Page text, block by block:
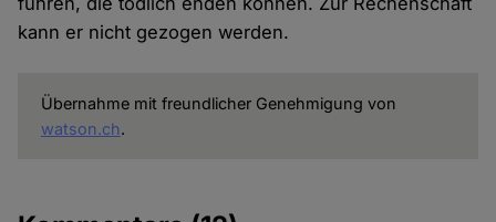
kann er nicht gezogen werden.
Übernahme mit freundlicher Genehmigung von
watson.ch.